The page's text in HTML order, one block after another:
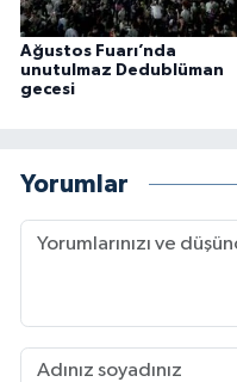
Ağustos Fuarı’nda
unutulmaz Dedublüman
gecesi
Yorumlar